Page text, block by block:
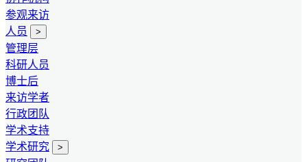
参观来访
人员
>
管理层
科研人员
博士后
来访学者
行政团队
学术支持
学术研究
>